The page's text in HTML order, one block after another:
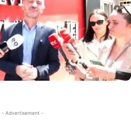
- Advertisement -